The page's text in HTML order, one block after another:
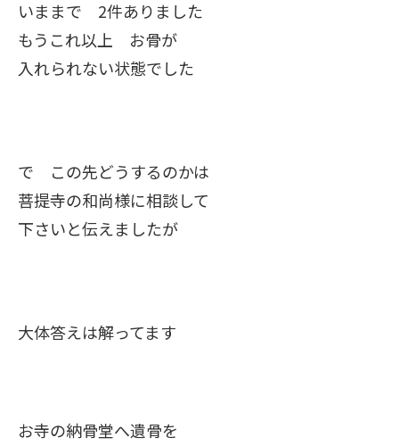
いままで 2件ありました
もうこれ以上 お骨が
入れられない状態でした
で この先どうするのかは
菩提寺の和尚様に相談して
下さいと伝えましたが
大体答えは解ってます
お寺の納骨堂へ遺骨を